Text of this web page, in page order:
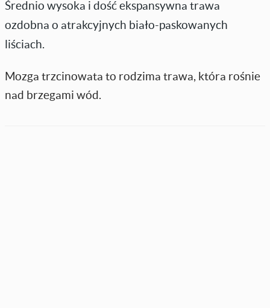
Średnio wysoka i dość ekspansywna trawa
ozdobna o atrakcyjnych biało-paskowanych
liściach.
Mozga trzcinowata to rodzima trawa, która rośnie
nad brzegami wód.